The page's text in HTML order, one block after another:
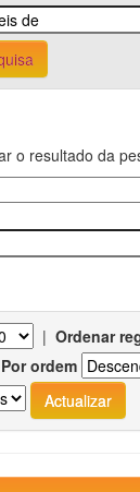
o resultado da
| Ordenar
Por ordem